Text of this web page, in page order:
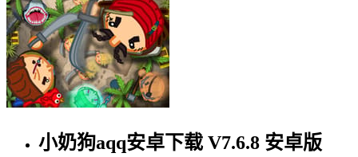
小奶狗aqq安卓下载 V7.6.8 安卓版